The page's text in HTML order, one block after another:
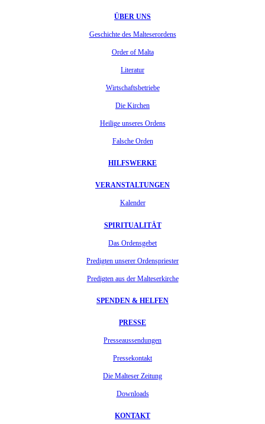
ÜBER UNS
Geschichte des Malteserordens
Order of Malta
Literatur
Wirtschaftsbetriebe
Die Kirchen
Heilige unseres Ordens
Falsche Orden
HILFSWERKE
VERANSTALTUNGEN
Kalender
SPIRITUALITÄT
Das Ordensgebet
Predigten unserer Ordenspriester
Predigten aus der Malteserkirche
SPENDEN & HELFEN
PRESSE
Presseaussendungen
Pressekontakt
Die Malteser Zeitung
Downloads
KONTAKT